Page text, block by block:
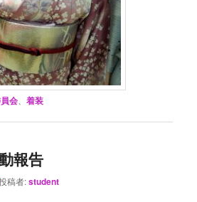
会 、着装
報告
稿者:student